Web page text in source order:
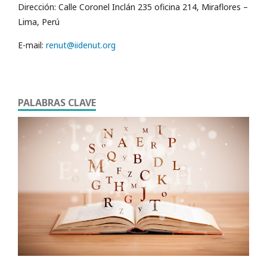
Dirección: Calle Coronel Inclán 235 oficina 214, Miraflores –
Lima, Perú
E-mail: renut@iidenut.org
PALABRAS CLAVE